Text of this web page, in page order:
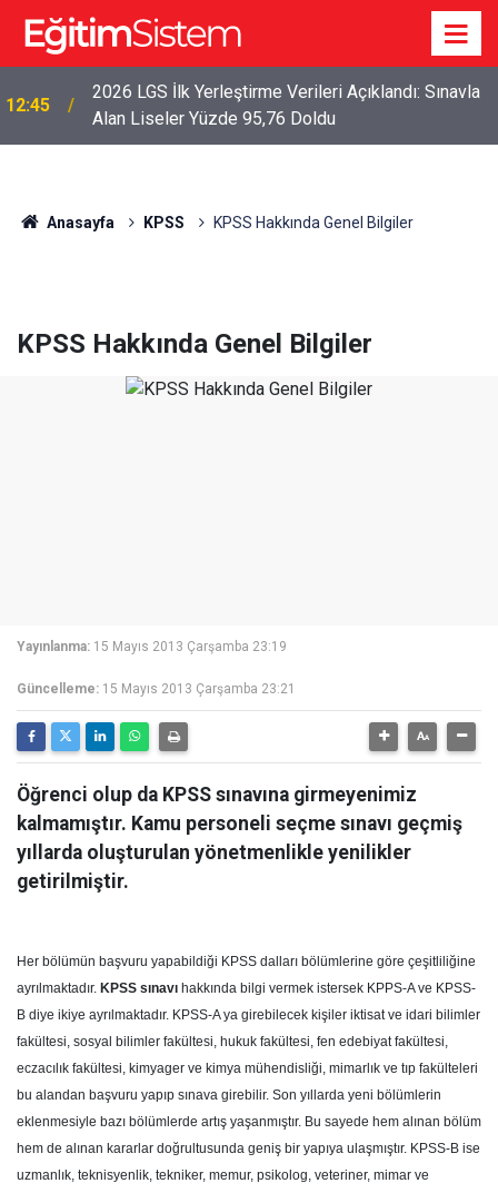
12:45
2026 LGS İlk Yerleştirme Verileri Açıklandı: Sınavla
Alan Liseler Yüzde 95,76 Doldu
Anasayfa KPSS KPSS Hakkında Genel Bilgiler
KPSS Hakkında Genel Bilgiler
Yayınlanma: 15 Mayıs 2013 Çarşamba 23:19
Güncelleme: 15 Mayıs 2013 Çarşamba 23:21
Öğrenci olup da KPSS sınavına girmeyenimiz
kalmamıştır. Kamu personeli seçme sınavı geçmiş
yıllarda oluşturulan yönetmenlikle yenilikler
getirilmiştir.
Her bölümün başvuru yapabildiği KPSS dalları bölümlerine göre çeşitliliğine
ayrılmaktadır. KPSS sınavı hakkında bilgi vermek istersek KPPS-A ve KPSS-
B diye ikiye ayrılmaktadır. KPSS-A ya girebilecek kişiler iktisat ve idari bilimler
fakültesi, sosyal bilimler fakültesi, hukuk fakültesi, fen edebiyat fakültesi,
eczacılık fakültesi, kimyager ve kimya mühendisliği, mimarlık ve tıp fakülteleri
bu alandan başvuru yapıp sınava girebilir. Son yıllarda yeni bölümlerin
eklenmesiyle bazı bölümlerde artış yaşanmıştır. Bu sayede hem alınan bölüm
hem de alınan kararlar doğrultusunda geniş bir yapıya ulaşmıştır. KPSS-B ise
uzmanlık, teknisyenlik, tekniker, memur, psikolog, veteriner, mimar ve